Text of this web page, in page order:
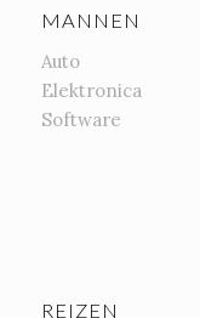
MANNEN
Auto
Elektronica
Software
REIZEN